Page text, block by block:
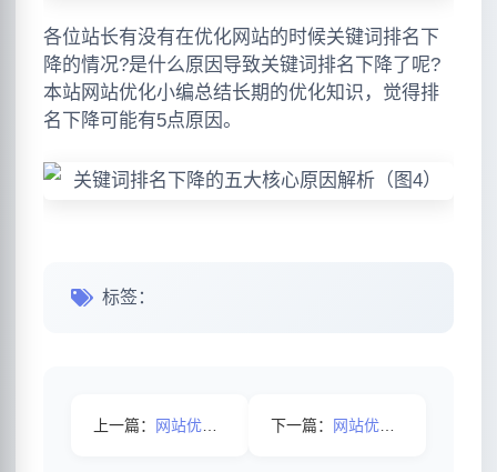
各位站长有没有在优化网站的时候关键词排名下
降的情况?是什么原因导致关键词排名下降了呢?
本站网站优化小编总结长期的优化知识，觉得排
名下降可能有5点原因。
标签：
上一篇： 网站优化核心关键词选择方法与策略 下一篇： 网站优化效果差原因解析